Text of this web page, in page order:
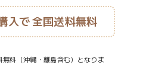
入で全国送料無料
料（沖縄・離島含む）となりま